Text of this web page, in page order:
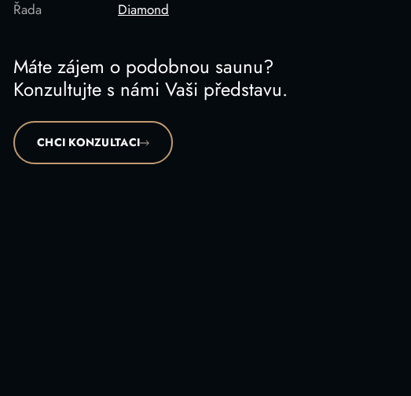
Řada
Diamond
Máte zájem o podobnou saunu?
Konzultujte s námi Vaši představu.
CHCI KONZULTACI